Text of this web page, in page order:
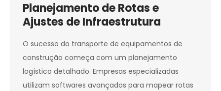
Planejamento de Rotas e
Ajustes de Infraestrutura
O sucesso do transporte de equipamentos de
construção começa com um planejamento
logístico detalhado. Empresas especializadas
utilizam softwares avançados para mapear rotas